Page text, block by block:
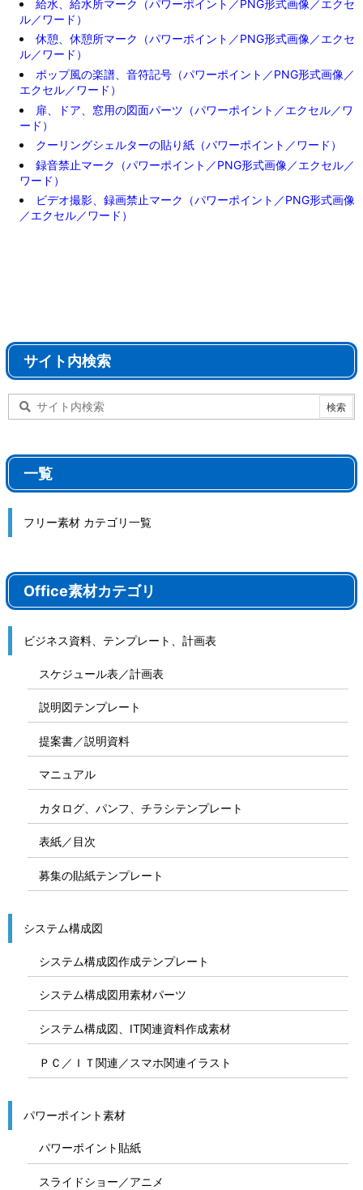
給水、給水所マーク（パワーポイント／PNG形式画像／エクセ
ル／ワード）
休憩、休憩所マーク（パワーポイント／PNG形式画像／エクセ
ル／ワード）
ポップ風の楽譜、音符記号（パワーポイント／PNG形式画像／
エクセル／ワード）
扉、ドア、窓用の図面パーツ（パワーポイント／エクセル／ワ
ード）
クーリングシェルターの貼り紙（パワーポイント／ワード）
録音禁止マーク（パワーポイント／PNG形式画像／エクセル／
ワード）
ビデオ撮影、録画禁止マーク（パワーポイント／PNG形式画像
／エクセル／ワード）
サイト内検索
一覧
フリー素材 カテゴリ一覧
Office素材カテゴリ
ビジネス資料、テンプレート、計画表
スケジュール表／計画表
説明図テンプレート
提案書／説明資料
マニュアル
カタログ、パンフ、チラシテンプレート
表紙／目次
募集の貼紙テンプレート
システム構成図
システム構成図作成テンプレート
システム構成図用素材パーツ
システム構成図、IT関連資料作成素材
ＰＣ／ＩＴ関連／スマホ関連イラスト
パワーポイント素材
パワーポイント貼紙
スライドショー／アニメ